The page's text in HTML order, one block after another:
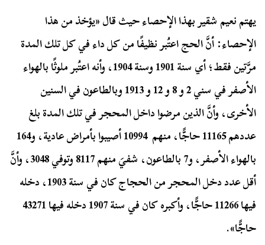
يهتم نعيم شقير بهذا الإحصاء حيث قال «يؤخذ من هذا
الإحصاء: أنَّ الحج اعتُبر نظيفًا من كل داء في كل تلك المدة
مرَّتين فقط؛ أي سنة 1901 وسنة 1904، وأنه اعتُبر ملوثًا بالهواء
الأصفر في سني 2 و 8 و 12 و 1913 وبالطاعون في السنين
الأخرى، وأنَّ الذين مرضوا داخل المحجر في تلك المدة بلغ
عددهم 11165 حاجًّا، منهم 10994 أصيبوا بأمراض عادية، و164
بالهواء الأصفر، و7 بالطاعون، شفيَ منهم 8117 وتوفي 3048، وأنَّ
أقل عدد دخل المحجر من الحجاج كان في سنة 1903، دخله
فيها 11266 حاجًّا، وأكبره كان في سنة 1907 دخله فيها 43271
حاجًّا».